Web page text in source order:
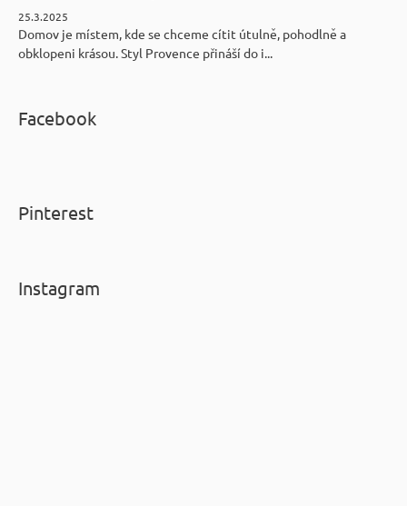
25.3.2025
Domov je místem, kde se chceme cítit útulně, pohodlně a
obklopeni krásou. Styl Provence přináší do i...
Facebook
Pinterest
Instagram